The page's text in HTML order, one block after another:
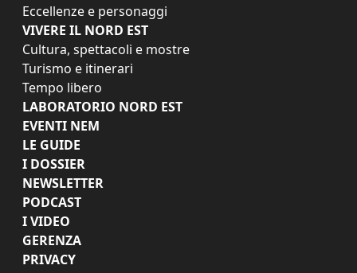
Eccellenze e personaggi
VIVERE IL NORD EST
Cultura, spettacoli e mostre
Turismo e itinerari
Tempo libero
LABORATORIO NORD EST
EVENTI NEM
LE GUIDE
I DOSSIER
NEWSLETTER
PODCAST
I VIDEO
GERENZA
PRIVACY